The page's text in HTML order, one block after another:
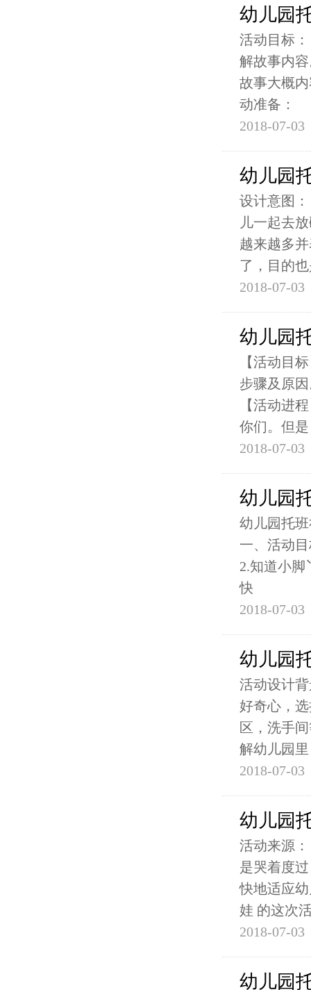
幼儿园
活动目标
解故事内
故事大概
动准备：
2018-07-03
幼儿园
设计意图
儿一起去
越来越多
了，目的
2018-07-03
幼儿园
【活动目
步骤及原
【活动进
你们。但是
2018-07-03
幼儿园
幼儿园托
一、活动
2.知道小脚
快
2018-07-03
幼儿园
活动设计
好奇心，
区，洗手
解幼儿园里
2018-07-03
幼儿园
活动来源
是哭着度
快地适应
娃 的这次
2018-07-03
幼儿园